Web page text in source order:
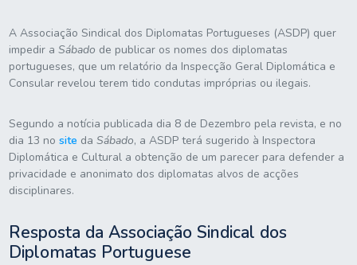
A Associação Sindical dos Diplomatas Portugueses (ASDP) quer
impedir a Sábado de publicar os nomes dos diplomatas
portugueses, que um relatório da Inspecção Geral Diplomática e
Consular revelou terem tido condutas impróprias ou ilegais.
Segundo a notícia publicada dia 8 de Dezembro pela revista, e no
dia 13 no site da Sábado, a ASDP terá sugerido à Inspectora
Diplomática e Cultural a obtenção de um parecer para defender a
privacidade e anonimato dos diplomatas alvos de acções
disciplinares.
Resposta da Associação Sindical dos
Diplomatas Portuguese